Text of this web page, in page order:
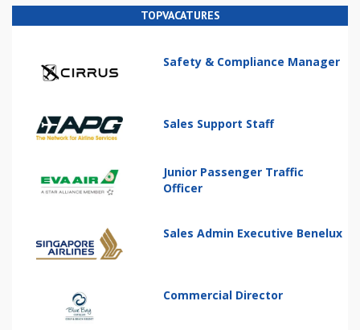
TOPVACATURES
Safety & Compliance Manager
Sales Support Staff
Junior Passenger Traffic
Officer
Sales Admin Executive Benelux
Commercial Director